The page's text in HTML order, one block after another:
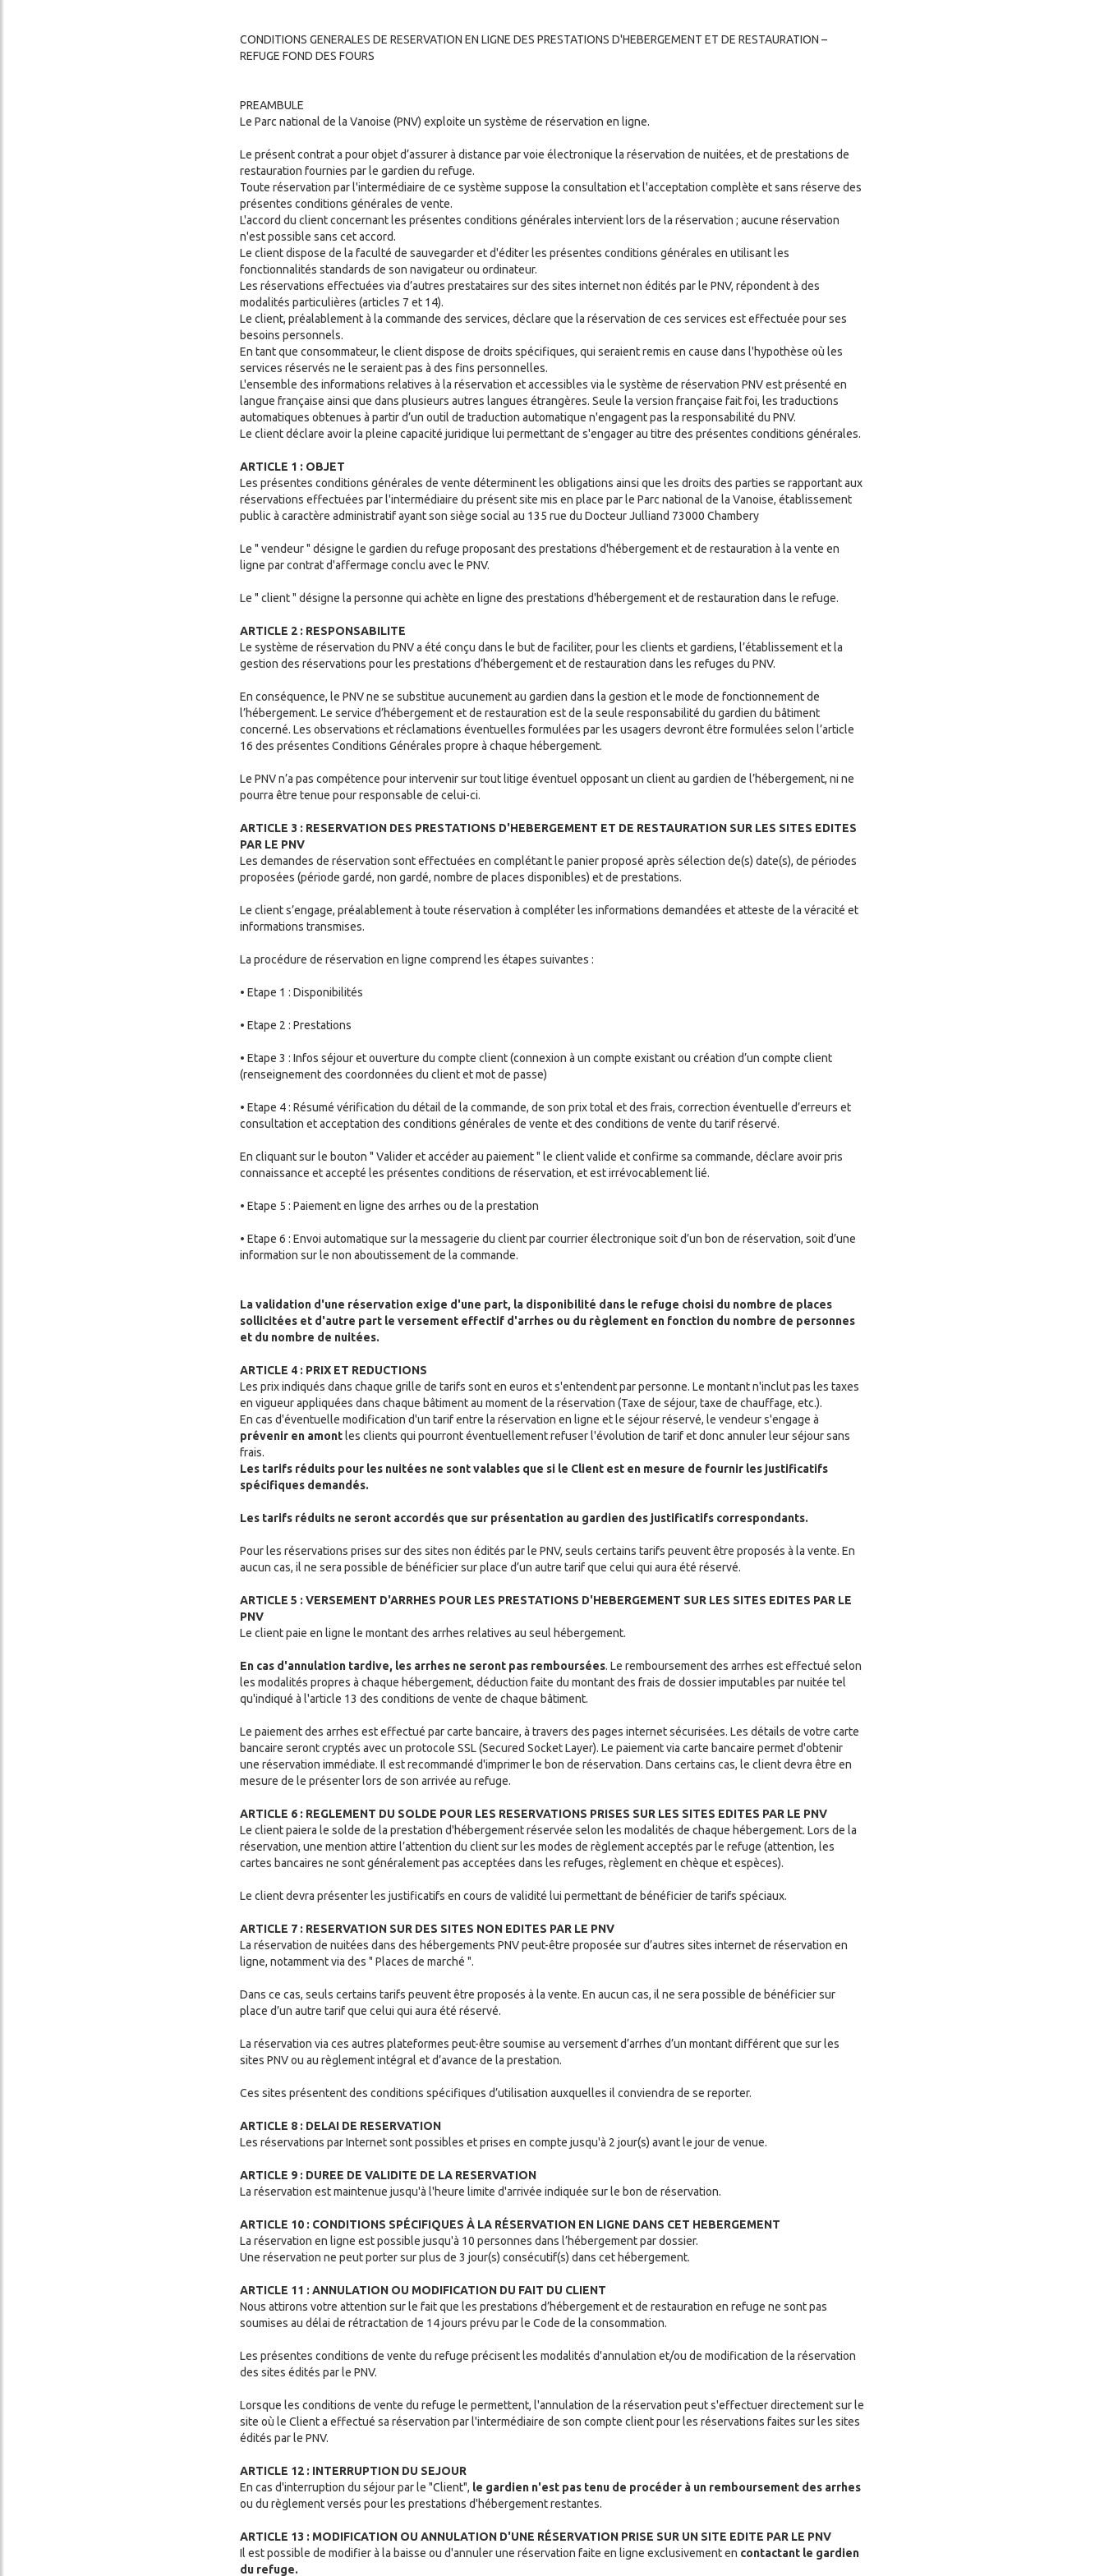
CONDITIONS GENERALES DE RESERVATION EN LIGNE DES PRESTATIONS D'HEBERGEMENT ET DE RESTAURATION –
REFUGE FOND DES FOURS
PREAMBULE
Le Parc national de la Vanoise (PNV) exploite un système de réservation en ligne.
Le présent contrat a pour objet d’assurer à distance par voie électronique la réservation de nuitées, et de prestations de
restauration fournies par le gardien du refuge.
Toute réservation par l'intermédiaire de ce système suppose la consultation et l'acceptation complète et sans réserve des
présentes conditions générales de vente.
L'accord du client concernant les présentes conditions générales intervient lors de la réservation ; aucune réservation
n'est possible sans cet accord.
Le client dispose de la faculté de sauvegarder et d'éditer les présentes conditions générales en utilisant les
fonctionnalités standards de son navigateur ou ordinateur.
Les réservations effectuées via d’autres prestataires sur des sites internet non édités par le PNV, répondent à des
modalités particulières (articles 7 et 14).
Le client, préalablement à la commande des services, déclare que la réservation de ces services est effectuée pour ses
besoins personnels.
En tant que consommateur, le client dispose de droits spécifiques, qui seraient remis en cause dans l'hypothèse où les
services réservés ne le seraient pas à des fins personnelles.
L'ensemble des informations relatives à la réservation et accessibles via le système de réservation PNV est présenté en
langue française ainsi que dans plusieurs autres langues étrangères. Seule la version française fait foi, les traductions
automatiques obtenues à partir d’un outil de traduction automatique n'engagent pas la responsabilité du PNV.
Le client déclare avoir la pleine capacité juridique lui permettant de s'engager au titre des présentes conditions générales.
ARTICLE 1 : OBJET
Les présentes conditions générales de vente déterminent les obligations ainsi que les droits des parties se rapportant aux
réservations effectuées par l'intermédiaire du présent site mis en place par le Parc national de la Vanoise, établissement
public à caractère administratif ayant son siège social au 135 rue du Docteur Julliand 73000 Chambery
Le " vendeur " désigne le gardien du refuge proposant des prestations d'hébergement et de restauration à la vente en
ligne par contrat d'affermage conclu avec le PNV.
Le " client " désigne la personne qui achète en ligne des prestations d'hébergement et de restauration dans le refuge.
ARTICLE 2 : RESPONSABILITE
Le système de réservation du PNV a été conçu dans le but de faciliter, pour les clients et gardiens, l’établissement et la
gestion des réservations pour les prestations d’hébergement et de restauration dans les refuges du PNV.
En conséquence, le PNV ne se substitue aucunement au gardien dans la gestion et le mode de fonctionnement de
l’hébergement. Le service d’hébergement et de restauration est de la seule responsabilité du gardien du bâtiment
concerné. Les observations et réclamations éventuelles formulées par les usagers devront être formulées selon l’article
16 des présentes Conditions Générales propre à chaque hébergement.
Le PNV n’a pas compétence pour intervenir sur tout litige éventuel opposant un client au gardien de l’hébergement, ni ne
pourra être tenue pour responsable de celui-ci.
ARTICLE 3 : RESERVATION DES PRESTATIONS D'HEBERGEMENT ET DE RESTAURATION SUR LES SITES EDITES
PAR LE PNV
Les demandes de réservation sont effectuées en complétant le panier proposé après sélection de(s) date(s), de périodes
proposées (période gardé, non gardé, nombre de places disponibles) et de prestations.
Le client s’engage, préalablement à toute réservation à compléter les informations demandées et atteste de la véracité et
informations transmises.
La procédure de réservation en ligne comprend les étapes suivantes :
• Etape 1 : Disponibilités
• Etape 2 : Prestations
• Etape 3 : Infos séjour et ouverture du compte client (connexion à un compte existant ou création d’un compte client
(renseignement des coordonnées du client et mot de passe)
• Etape 4 : Résumé vérification du détail de la commande, de son prix total et des frais, correction éventuelle d’erreurs et
consultation et acceptation des conditions générales de vente et des conditions de vente du tarif réservé.
En cliquant sur le bouton " Valider et accéder au paiement " le client valide et confirme sa commande, déclare avoir pris
connaissance et accepté les présentes conditions de réservation, et est irrévocablement lié.
• Etape 5 : Paiement en ligne des arrhes ou de la prestation
• Etape 6 : Envoi automatique sur la messagerie du client par courrier électronique soit d’un bon de réservation, soit d’une
information sur le non aboutissement de la commande.
La validation d'une réservation exige d'une part, la disponibilité dans le refuge choisi du nombre de places
sollicitées et d'autre part le versement effectif d'arrhes ou du règlement en fonction du nombre de personnes
et du nombre de nuitées.
ARTICLE 4 : PRIX ET REDUCTIONS
Les prix indiqués dans chaque grille de tarifs sont en euros et s'entendent par personne. Le montant n'inclut pas les taxes
en vigueur appliquées dans chaque bâtiment au moment de la réservation (Taxe de séjour, taxe de chauffage, etc.).
En cas d'éventuelle modification d'un tarif entre la réservation en ligne et le séjour réservé, le vendeur s'engage à
prévenir en amontles clients qui pourront éventuellement refuser l'évolution de tarif et donc annuler leur séjour sans
frais.
Les tarifs réduits pour les nuitées ne sont valables que si le Client est en mesure de fournir les justificatifs
spécifiques demandés.
Les tarifs réduits ne seront accordés que sur présentation au gardien des justificatifs correspondants.
Pour les réservations prises sur des sites non édités par le PNV, seuls certains tarifs peuvent être proposés à la vente. En
aucun cas, il ne sera possible de bénéficier sur place d’un autre tarif que celui qui aura été réservé.
ARTICLE 5 : VERSEMENT D'ARRHES POUR LES PRESTATIONS D'HEBERGEMENT SUR LES SITES EDITES PAR LE
PNV
Le client paie en ligne le montant des arrhes relatives au seul hébergement.
En cas d'annulation tardive, les arrhes ne seront pas remboursées. Le remboursement des arrhes est effectué selon
les modalités propres à chaque hébergement, déduction faite du montant des frais de dossier imputables par nuitée tel
qu'indiqué à l'article 13 des conditions de vente de chaque bâtiment.
Le paiement des arrhes est effectué par carte bancaire, à travers des pages internet sécurisées. Les détails de votre carte
bancaire seront cryptés avec un protocole SSL (Secured Socket Layer). Le paiement via carte bancaire permet d'obtenir
une réservation immédiate. Il est recommandé d'imprimer le bon de réservation. Dans certains cas, le client devra être en
mesure de le présenter lors de son arrivée au refuge.
ARTICLE 6 : REGLEMENT DU SOLDE POUR LES RESERVATIONS PRISES SUR LES SITES EDITES PAR LE PNV
Le client paiera le solde de la prestation d'hébergement réservée selon les modalités de chaque hébergement. Lors de la
réservation, une mention attire l’attention du client sur les modes de règlement acceptés par le refuge (attention, les
cartes bancaires ne sont généralement pas acceptées dans les refuges, règlement en chèque et espèces).
Le client devra présenter les justificatifs en cours de validité lui permettant de bénéficier de tarifs spéciaux.
ARTICLE 7 : RESERVATION SUR DES SITES NON EDITES PAR LE PNV
La réservation de nuitées dans des hébergements PNV peut-être proposée sur d’autres sites internet de réservation en
ligne, notamment via des " Places de marché ".
Dans ce cas, seuls certains tarifs peuvent être proposés à la vente. En aucun cas, il ne sera possible de bénéficier sur
place d’un autre tarif que celui qui aura été réservé.
La réservation via ces autres plateformes peut-être soumise au versement d’arrhes d’un montant différent que sur les
sites PNV ou au règlement intégral et d’avance de la prestation.
Ces sites présentent des conditions spécifiques d’utilisation auxquelles il conviendra de se reporter.
ARTICLE 8 : DELAI DE RESERVATION
Les réservations par Internet sont possibles et prises en compte jusqu'à 2 jour(s) avant le jour de venue.
ARTICLE 9 : DUREE DE VALIDITE DE LA RESERVATION
La réservation est maintenue jusqu'à l'heure limite d'arrivée indiquée sur le bon de réservation.
ARTICLE 10 : CONDITIONS SPÉCIFIQUES À LA RÉSERVATION EN LIGNE DANS CET HEBERGEMENT
La réservation en ligne est possible jusqu'à 10 personnes dans l’hébergement par dossier.
Une réservation ne peut porter sur plus de 3 jour(s) consécutif(s) dans cet hébergement.
ARTICLE 11 : ANNULATION OU MODIFICATION DU FAIT DU CLIENT
Nous attirons votre attention sur le fait que les prestations d’hébergement et de restauration en refuge ne sont pas
soumises au délai de rétractation de 14 jours prévu par le Code de la consommation.
Les présentes conditions de vente du refuge précisent les modalités d'annulation et/ou de modification de la réservation
des sites édités par le PNV.
Lorsque les conditions de vente du refuge le permettent, l'annulation de la réservation peut s'effectuer directement sur le
site où le Client a effectué sa réservation par l'intermédiaire de son compte client pour les réservations faites sur les sites
édités par le PNV.
ARTICLE 12 : INTERRUPTION DU SEJOUR
En cas d'interruption du séjour par le "Client", le gardien n'est pas tenu de procéder à un remboursement des arrhes
ou du règlement versés pour les prestations d'hébergement restantes.
ARTICLE 13 : MODIFICATION OU ANNULATION D'UNE RÉSERVATION PRISE SUR UN SITE EDITE PAR LE PNV
Il est possible de modifier à la baisse ou d'annuler une réservation faite en ligne exclusivement en contactant le gardien
du refuge.